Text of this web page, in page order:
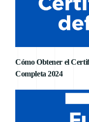
Cómo Obtener el
Completa 2024